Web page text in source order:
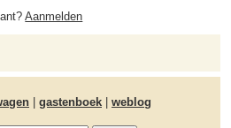
Aanmelden
gastenboek weblog